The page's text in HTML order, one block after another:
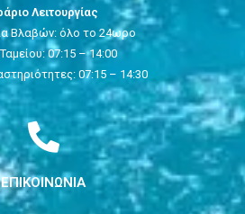
Λειτουργίας
Βλαβών: όλο το 24ωρο
07:15 – 14:00
07:15 – 14:30
ΕΠΙΚΟΙΝΩΝΙΑ